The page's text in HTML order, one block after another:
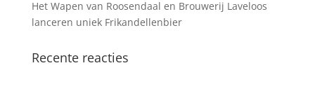
Het Wapen van Roosendaal en Brouwerij Laveloos
lanceren uniek Frikandellenbier
Recente reacties